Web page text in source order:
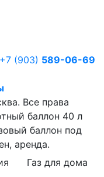
+7 (903) 589-06-69
Все права
баллон 40 л
баллон под
аренда.
Газ для дома